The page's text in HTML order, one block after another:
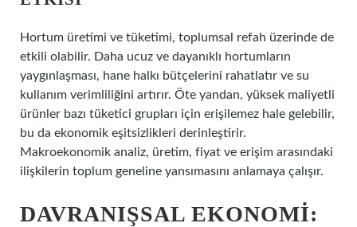
Hortum üretimi ve tüketimi, toplumsal refah üzerinde de
etkili olabilir. Daha ucuz ve dayanıklı hortumların
yaygınlaşması, hane halkı bütçelerini rahatlatır ve su
kullanım verimliliğini artırır. Öte yandan, yüksek maliyetli
ürünler bazı tüketici grupları için erişilemez hale gelebilir,
bu da ekonomik eşitsizlikleri derinleştirir.
Makroekonomik analiz, üretim, fiyat ve erişim arasındaki
ilişkilerin toplum geneline yansımasını anlamaya çalışır.
DAVRANIŞSAL EKONOMI: